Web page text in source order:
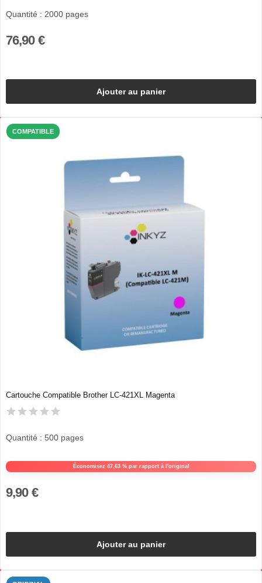
Quantité : 2000 pages
76,90 €
Ajouter au panier
COMPATIBLE
Cartouche Compatible Brother LC-421XL Magenta
Économisez 47,63 % par rapport à l'original
Quantité : 500 pages
9,90 €
Ajouter au panier